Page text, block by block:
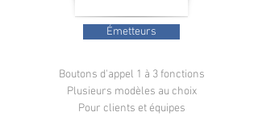
Émetteurs
Boutons d'appel 1 à 3 fonctions
Plusieurs modèles au choix
Pour clients et équipes